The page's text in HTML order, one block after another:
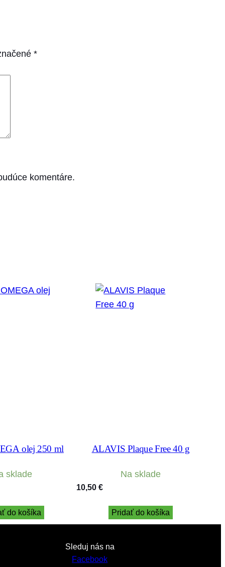
*
komentáre.
olej 250 ml
sklade
do košíka
ALAVIS Plaque Free 40 g
Na sklade
10,50 €
Pridať do košíka
Sleduj nás na
Facebook